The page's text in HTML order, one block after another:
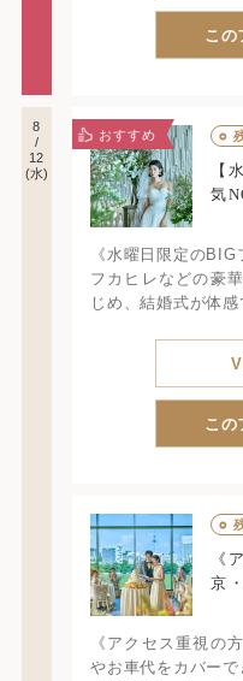
短時間でも結婚式
い方でも安心して
この
8
/
12
(水)
おすすめ ○
【
気
《水曜日限定の
フカヒレなどの豪
じめ、結婚式が体
典もある人気フェ
所要3時間
この
○
《
京
《アクセス重視の
やお車代をカバー